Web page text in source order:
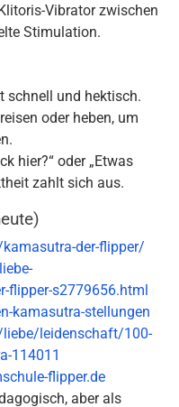
Vibrator zwischen
Stimulation.
schnell und hektisch.
oder heben, um
hier?“ oder „Etwas
zahlt sich aus.
der-flipper/
flipper-s2779656.html
kamasutra-stellungen
leidenschaft/100-
114011
flipper.de
aber als